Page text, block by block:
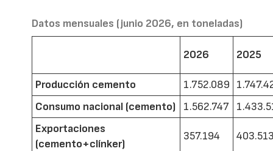
Datos mensuales (junio 2026, en toneladas)
2026 2025
Producción cemento 1.752.089
Consumo nacional (cemento)
1.562.747
Exportaciones
(cemento+clínker)
357.194